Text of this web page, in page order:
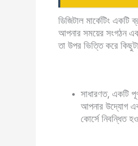
ডিজিটাল মার্কেটিং
আপনার সময়ের সংগঠন
তা উপর ভিত্তি করে
সাধারণত, একটি
আপনার উদ্যোগ
কোর্সে নিবন্ধিত